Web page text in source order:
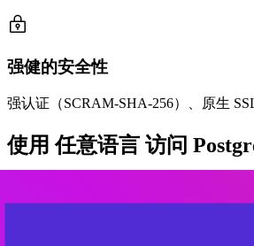
强健的安全性
强认证（SCRAM-SHA-256）、原生
使用任意语言 访问
Kotlin